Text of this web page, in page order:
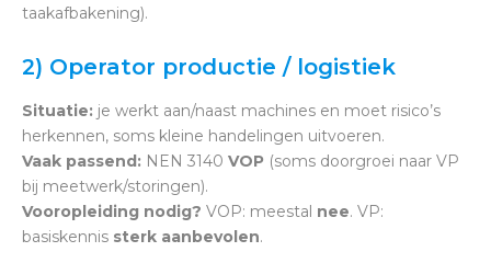
taakafbakening).
2) Operator productie / logistiek
Situatie: je werkt aan/naast machines en moet risico’s
herkennen, soms kleine handelingen uitvoeren.
Vaak passend: NEN 3140 VOP (soms doorgroei naar VP
bij meetwerk/storingen).
Vooropleiding nodig? VOP: meestal nee. VP:
basiskennis sterk aanbevolen.